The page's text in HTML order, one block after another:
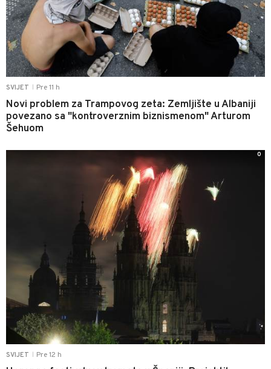
SVIJET Pre 11 h
Novi problem za Trampovog zeta: Zemljište u Albaniji
povezano sa "kontroverznim biznismenom" Arturom
Šehuom
SVIJET Pre 12 h
0